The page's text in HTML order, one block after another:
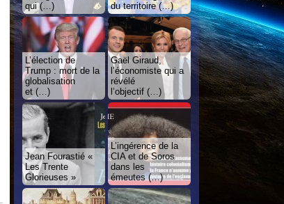
qui (…)
du territoire (…)
L’élection de
Trump : mort de la
globalisation
et (…)
Gaël Giraud,
l’économiste qui a
révélé
l’objectif (…)
Jean Fourastié «
Les Trente
Glorieuses »
L’ingérence de la
CIA et de Soros
dans les
émeutes (…)